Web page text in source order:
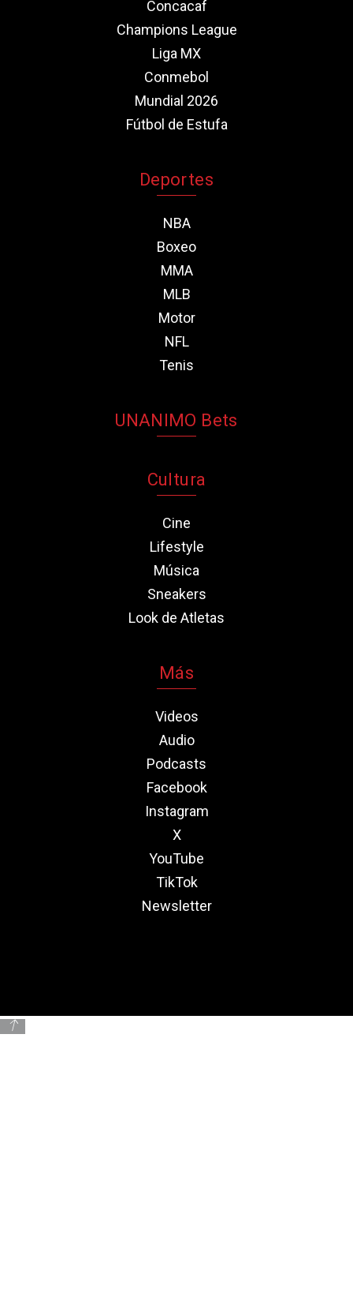
Concacaf
Champions League
Liga MX
Conmebol
Mundial 2026
Fútbol de Estufa
Deportes
NBA
Boxeo
MMA
MLB
Motor
NFL
Tenis
UNANIMO Bets
Cultura
Cine
Lifestyle
Música
Sneakers
Look de Atletas
Más
Videos
Audio
Podcasts
Facebook
Instagram
X
YouTube
TikTok
Newsletter